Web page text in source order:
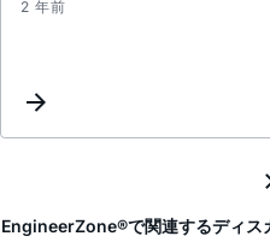
2 年前
EngineerZone®で関連するディス